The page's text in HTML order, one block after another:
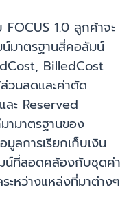
1.0 ลูกค้าจะ
น์มาตรฐานสี่คอลัมน์
BilledCost
วนลดและค่าตัด
ะ Reserved
ามาตรฐานของ
มูลการเรียกเก็บเงิน
มน์ที่สอดคล้องกับชุดค่า
ะหว่างแหล่งที่มาต่างๆ